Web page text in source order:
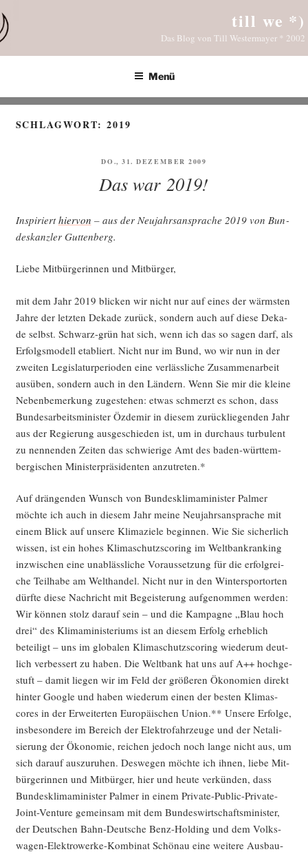
Inhalt
springen
till we *)
Das Blog von Till Westermayer * 2002
Menü
SCHLAGWORT:2019
VERÖFFENTLICHT
DO., 31. DEZEMBER 2009
Das war 2019!
Inspi­rierthier­von – aus der Neu­jahrs­an­spra­che 2019 von Bun­
des­kanz­ler Guttenberg.
Lie­be Mit­bür­ge­rin­nen und Mitbürger,
mit dem Jahr 2019 bli­cken wir nicht nur auf eines der wärms­ten
Jah­re der letz­ten Deka­de zurück, son­dern auch auf die­se Deka­
de selbst. Schwarz-grün hat sich, wenn ich das so sagen darf, als
Erfolgs­mo­dell eta­bliert. Nicht nur im Bund, wo wir nun in der
zwei­ten Legis­la­tur­pe­ri­oden eine ver­läss­li­che Zusam­men­ar­beit
aus­üben, son­dern auch in den Län­dern. Wenn Sie mir die klei­ne
Neben­be­mer­kung zuge­ste­hen: etwas schmerzt es schon, dass
Bun­des­ar­beits­mi­nis­ter Özd­emir in die­sem zurück­lie­gen­den Jahr
aus der Regie­rung aus­ge­schie­den ist, um in durch­aus tur­bu­lent
zu nen­nen­den Zei­ten das schwie­ri­ge Amt des baden-würt­tem­
ber­gi­schen Minis­ter­prä­si­den­ten anzutreten.*
Auf drän­gen­den Wunsch von Bun­des­kli­ma­mi­nis­ter Pal­mer
möch­te ich auch in die­sem Jahr mei­ne Neu­jahrs­an­spra­che mit
einem Blick auf unse­re Kli­ma­zie­le begin­nen. Wie Sie sicher­lich
wis­sen, ist ein hohes Kli­ma­schutzscoring im Welt­bank­ran­king
inzwi­schen eine unab­läss­li­che Vor­aus­set­zung für die erfolg­rei­
che Teil­ha­be am Welt­han­del. Nicht nur in den Win­ter­sport­or­ten
dürf­te die­se Nach­richt mit Begeis­te­rung auf­ge­nom­men wer­den:
Wir kön­nen stolz dar­auf sein – und die Kam­pa­gne „Blau hoch
drei“ des Kli­ma­mi­nis­te­ri­ums ist an die­sem Erfolg erheb­lich
betei­ligt – uns im glo­ba­len Kli­ma­schutzscoring wie­der­um deut­
lich ver­bes­sert zu haben. Die Welt­bank hat uns auf A++ hoch­ge­
stuft – damit lie­gen wir im Feld der grö­ße­ren Öko­no­mien direkt
hin­ter Goog­le und haben wie­der­um einen der bes­ten Kli­ma­s­
cores in der Erwei­ter­ten Euro­päi­schen Uni­on.** Unse­re Erfol­ge,
ins­be­son­de­re im Bereich der Elek­tro­fahr­zeu­ge und der Neta­li­
sie­rung der Öko­no­mie, rei­chen jedoch noch lan­ge nicht aus, um
sich dar­auf aus­zu­ru­hen. Des­we­gen möch­te ich ihnen, lie­be Mit­
bür­ge­rin­nen und Mit­bür­ger, hier und heu­te ver­kün­den, dass
Bun­des­kli­ma­mi­nis­ter Pal­mer in einem Pri­va­te-Public-Pri­va­te-
Joint-Ven­ture gemein­sam mit dem Bun­des­wirt­schafts­mi­nis­ter,
der Deut­schen Bahn-Deut­sche Benz-Hol­ding und dem Volks­
wa­gen-Elek­tro­wer­ke-Kom­bi­nat Schön­au eine wei­te­re Aus­bau­